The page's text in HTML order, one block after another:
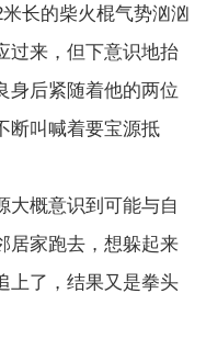
长的柴火棍气势汹汹
过来，但下意识地抬
身后紧随着他的两位
断叫喊着要宝源抵
概意识到可能与自
居家跑去，想躲起来
上了，结果又是拳头